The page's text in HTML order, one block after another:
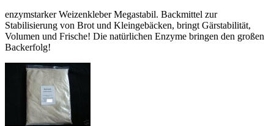
enzymstarker Weizenkleber Megastabil. Backmittel zur
Stabilisierung von Brot und Kleingebäcken, bringt Gärstabilität,
Volumen und Frische! Die natürlichen Enzyme bringen den großen
Backerfolg!